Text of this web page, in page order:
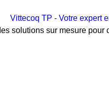
solutions sur mesure